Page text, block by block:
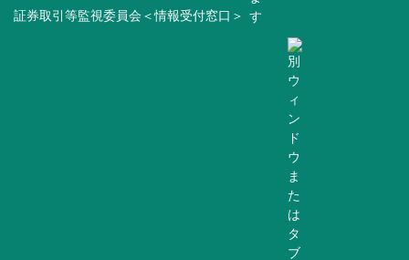
証券取引等監視委員会＜情報受付窓口＞